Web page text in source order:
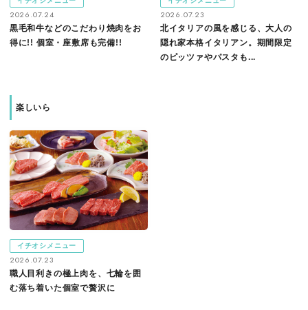
2026.07.24
黒毛和牛などのこだわり焼肉をお
得に!! 個室・座敷席も完備!!
2026.07.23
北イタリアの風を感じる、大人の
隠れ家本格イタリアン。期間限定
のピッツァやパスタも...
楽しいら
イチオシメニュー
2026.07.23
職人目利きの極上肉を、七輪を囲
む落ち着いた個室で贅沢に